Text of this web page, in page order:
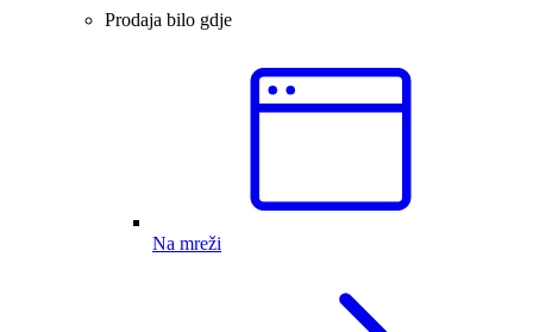
Prodaja bilo gdje
Na mreži